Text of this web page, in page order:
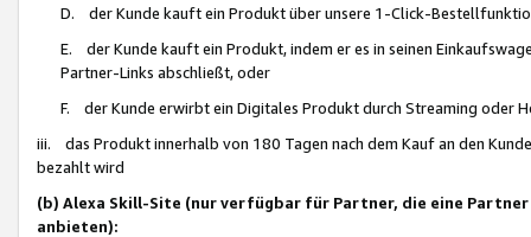
D. der Kunde kauft ein Produkt über unsere 1-Click-
E. der Kunde kauft ein Produkt, indem er es in seinen
Partner-Links abschließt, oder
F. der Kunde erwirbt ein Digitales Produkt durch Streaming oder
iii. das Produkt innerhalb von 180 Tagen nach dem Kauf an den
bezahlt wird
(b) Alexa Skill-Site (nur verfügbar für Partner, die eine
anbieten):